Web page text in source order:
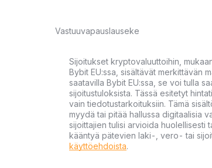
Vastuuvapauslauseke
Sijoitukset kryptovaluuttoihin,
Bybit EU:ssa, sisältävät merkittävän
saatavilla Bybit EU:ssa, se voi tulla
sijoitustuloksista. Tässä esitetyt
vain tiedotustarkoituksiin. Tämä
myydä tai pitää hallussa digitaalisia
sijoittajien tulisi arvioida huolellisesti
kääntyä pätevien laki-, vero- tai
käyttöehdoista.